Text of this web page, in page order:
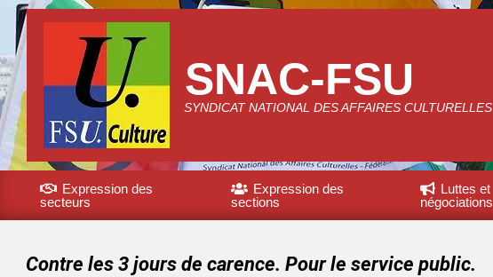
SNAC-FSU
SYNDICAT NATIONAL DES AFFAIRES CULTURELLES
Expression des
secteurs
Expression des
sections
Luttes et
négociations
Contre les 3 jours de carence. Pour le service public.